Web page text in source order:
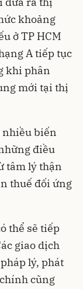
khoảng
ở TP HCM
A tiếp tục
khi phân
mới tại thị
nhiều biến
điều
tâm lý thận
thuế đối ứng
thể sẽ tiếp
giao dịch
lý, phát
cũng